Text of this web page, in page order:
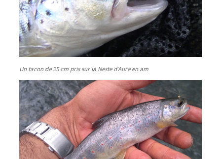
Un tacon de 25 cm pris sur la Neste d’Aure en am